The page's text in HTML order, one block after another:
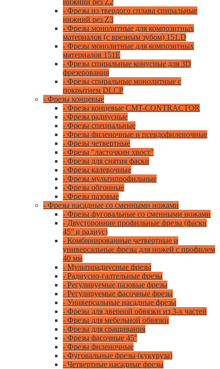
нижний рез Z2
- Фрезы из твердого сплава спиральные
нижний рез Z3
- Фрезы монолитные для композитных
материалов (с врезным зубом) 151.D
- Фрезы монолитные для композитных
материалов 151E
- Фрезы спиральные конусные для 3D
фрезерования
- Фрезы спиральные монолитные с
покрытием DLCP
- Фрезы концевые
- Фрезы концевые CMT-CONTRACTOR
- Фрезы радиусные
- Фрезы специальные
- Фрезы филеночные и псевдофиленочные
- Фрезы четвертные
- Фрезы "ласточкин хвост"
- Фрезы для снятия фаски
- Фрезы калевочные
- Фрезы мультипрофильные
- Фрезы обгонные
- Фрезы пазовые
- Фрезы насадные со сменными ножами
- Фрезы фуговальные со сменными ножами
- Двусторонние профильные фрезы (фаски
45° и радиус)
- Комбинированные четвертные и
универсальные фрезы для ножей с профилем
40 мм
- Мультирадиусные фрезы
- Радиусно-галтельные фрезы
- Регулируемые пазовые фрезы
- Регулируемые фасочные фрезы
- Универсальные насадные фрезы
- Фрезы для дверной обвязки из 3-х частей
- Фрезы для мебельной обвязки
- Фрезы для сращивания
- Фрезы фасочные 45°
- Фрезы филеночные
- Фуговальные фрезы (кукуруза)
- Четвертные насадные фрезы